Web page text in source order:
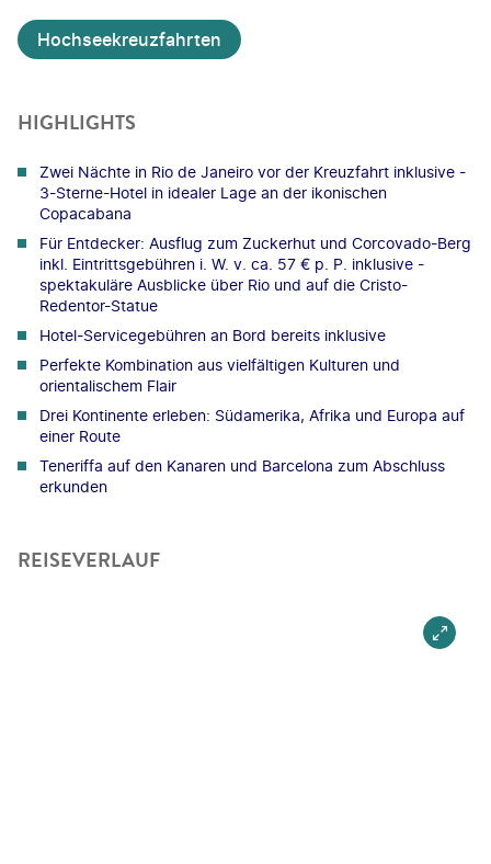
Hochseekreuzfahrten
HIGHLIGHTS
Zwei Nächte in Rio de Janeiro vor der Kreuzfahrt inklusive -
3-Sterne-Hotel in idealer Lage an der ikonischen
Copacabana
Für Entdecker: Ausflug zum Zuckerhut und Corcovado-Berg
inkl. Eintrittsgebühren i. W. v. ca. 57 € p. P. inklusive -
spektakuläre Ausblicke über Rio und auf die Cristo-
Redentor-Statue
Hotel-Servicegebühren an Bord bereits inklusive
Perfekte Kombination aus vielfältigen Kulturen und
orientalischem Flair
Drei Kontinente erleben: Südamerika, Afrika und Europa auf
einer Route
Teneriffa auf den Kanaren und Barcelona zum Abschluss
erkunden
REISEVERLAUF